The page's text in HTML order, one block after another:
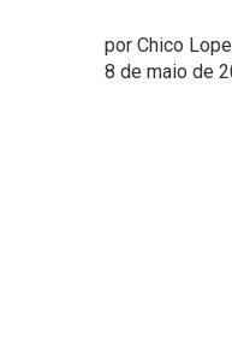
por Chico
8 de maio de